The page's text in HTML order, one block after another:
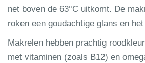
net boven de 63°C uitkomt. De
roken een goudachtige glans en
Makrelen hebben prachtig
met vitaminen (zoals B12) en